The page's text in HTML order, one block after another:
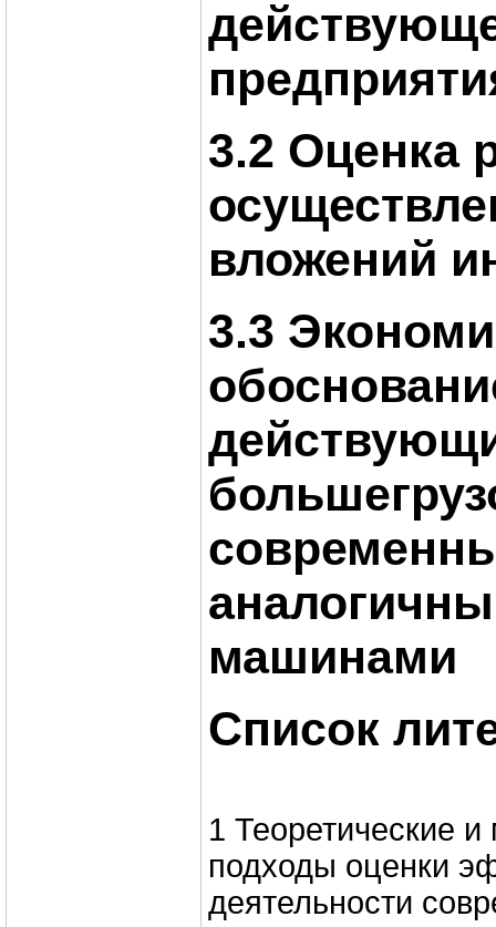
3.2 Оценка
вложений
3.3
машинами
Список
1 Теоретические и
подходы оценки
деятельности